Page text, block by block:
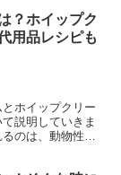
？ホイップク
用品レシピも
ホイップクリー
説明していきま
のは、動物性脂